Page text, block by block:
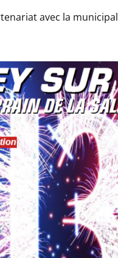
avec la